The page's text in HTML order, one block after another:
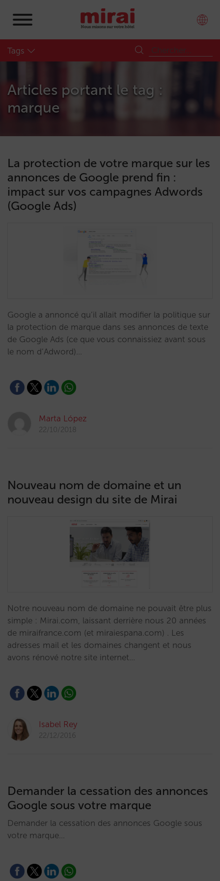
Tags
Articles portant le tag :
marque
La protection de votre marque sur les
annonces de Google prend fin :
impact sur vos campagnes Adwords
(Google Ads)
Google a annoncé qu’il allait modifier la politique sur
la protection de marque dans ses annonces de texte
de Google Ads (ce que vous connaissiez avant sous
le nom d’Adword)…
Marta López
22/10/2018
Nouveau nom de domaine et un
nouveau design du site de Mirai
Notre nouveau nom de domaine ne pouvait être plus
simple : Mirai.com, laissant derrière nous 20 années
de miraifrance.com (et miraiespana.com) . Les
adresses mail et les domaines changent et nous
avons rénové notre site internet…
Isabel Rey
22/12/2016
Demander la cessation des annonces
Google sous votre marque
Demander la cessation des annonces Google sous
votre marque…